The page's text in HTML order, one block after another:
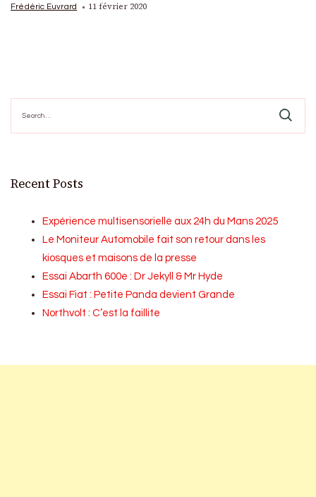
Frédéric Euvrard 11 février 2020
for:
Recent Posts
Expérience multisensorielle aux 24h du Mans 2025
Le Moniteur Automobile fait son retour dans les
kiosques et maisons de la presse
Essai Abarth 600e : Dr Jekyll & Mr Hyde
Essai Fiat : Petite Panda devient Grande
Northvolt : C’est la faillite